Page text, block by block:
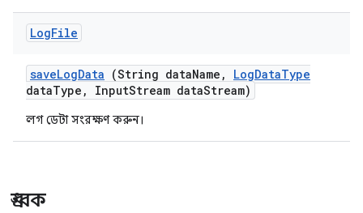
LogFile
saveLogData (String dataName , LogDataType
dataType , InputStream dataStream)
লগ ডেটা সংরক্ষণ করুন।
ধ্রুবক